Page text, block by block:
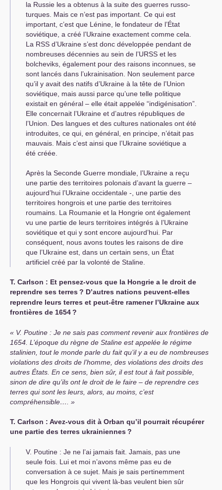
la Russie les a obtenus à la suite des guerres russo-
turques. Mais ce n’est pas important. Ce qui est
important, c’est que Lénine, le fondateur de l’État
soviétique, a créé l’Ukraine exactement comme cela.
La RSS d’Ukraine s’est donc développée pendant de
nombreuses décennies au sein de l’URSS et les
bolcheviks, également pour des raisons inconnues, se
sont lancés dans l’ukrainisation. Non seulement parce
qu’il y avait des natifs d’Ukraine à la tête de l’Union
soviétique, mais aussi parce qu’une telle politique
existait en général – elle était appelée “indigénisation”.
Elle concernait l’Ukraine et d’autres républiques de
l’Union. Des langues et des cultures nationales ont été
introduites, ce qui, en général, en principe, n’était pas
mauvais. Mais c’est ainsi que l’Ukraine soviétique a
été créée.
Après la Seconde Guerre mondiale, l’Ukraine a reçu
une partie des territoires polonais d’avant la guerre –
aujourd’hui l’Ukraine occidentale -, une partie des
territoires hongrois et une partie des territoires
roumains. La Roumanie et la Hongrie ont également
vu une partie de leurs territoires intégrés à l’Ukraine
soviétique et qui y sont encore aujourd’hui. Par
conséquent, nous avons toutes les raisons de dire
que l’Ukraine est, dans un certain sens, un État
artificiel créé par la volonté de Staline.
Т. Carlson : Et pensez-vous que la Hongrie a le droit de
reprendre ses terres? D’autres nations peuvent-elles
reprendre leurs terres et peut-être ramener l’Ukraine aux
frontières de 1654?
V. Poutine : Je ne sais pas comment revenir aux frontières de
1654. L’époque du règne de Staline est appelée le régime
stalinien, tout le monde parle du fait qu’il y a eu de nombreuses
violations des droits de l’homme, des violations des droits des
autres États. En ce sens, bien sûr, il est tout à fait possible,
sinon de dire qu’ils ont le droit de le faire – de reprendre ces
terres qui sont les leurs, alors, au moins, c’est
compréhensible….
Т. Carlson : Avez-vous dit à Orban qu’il pourrait récupérer
une partie des terres ukrainiennes?
V. Poutine : Je ne l’ai jamais fait. Jamais, pas une
seule fois. Lui et moi n’avons même pas eu de
conversation à ce sujet. Mais je sais pertinemment
que les Hongrois qui vivent là-bas veulent bien sûr